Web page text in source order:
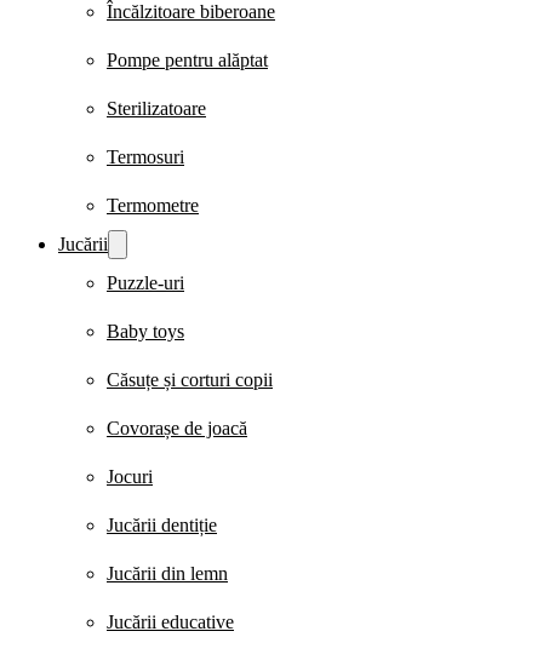
Încălzitoare biberoane
Pompe pentru alăptat
Sterilizatoare
Termosuri
Termometre
Jucării
Puzzle-uri
Baby toys
Căsuțe și corturi copii
Covorașe de joacă
Jocuri
Jucării dentiție
Jucării din lemn
Jucării educative